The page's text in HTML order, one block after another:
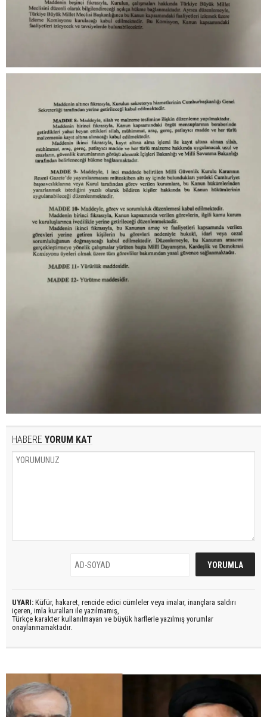
HABERE YORUM KAT
UYARI: Küfür, hakaret, rencide edici cümleler veya imalar, inançlara saldırı
içeren, imla kuralları ile yazılmamış,
Türkçe karakter kullanılmayan ve büyük harflerle yazılmış yorumlar
onaylanmamaktadır.